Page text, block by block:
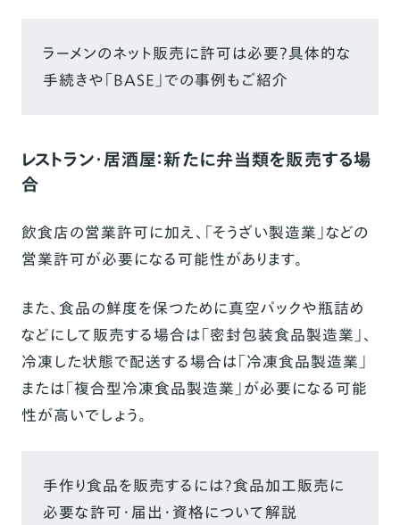
ラーメンのネット販売に許可は必要？具体的な
手続きや「BASE」での事例もご紹介
レストラン・居酒屋：新たに弁当類を販売する場
合
飲食店の営業許可に加え、「そうざい製造業」などの
営業許可が必要になる可能性があります。
また、食品の鮮度を保つために真空パックや瓶詰め
などにして販売する場合は「密封包装食品製造業」、
冷凍した状態で配送する場合は「冷凍食品製造業」
または「複合型冷凍食品製造業」が必要になる可能
性が高いでしょう。
手作り食品を販売するには？食品加工販売に
必要な許可・届出・資格について解説